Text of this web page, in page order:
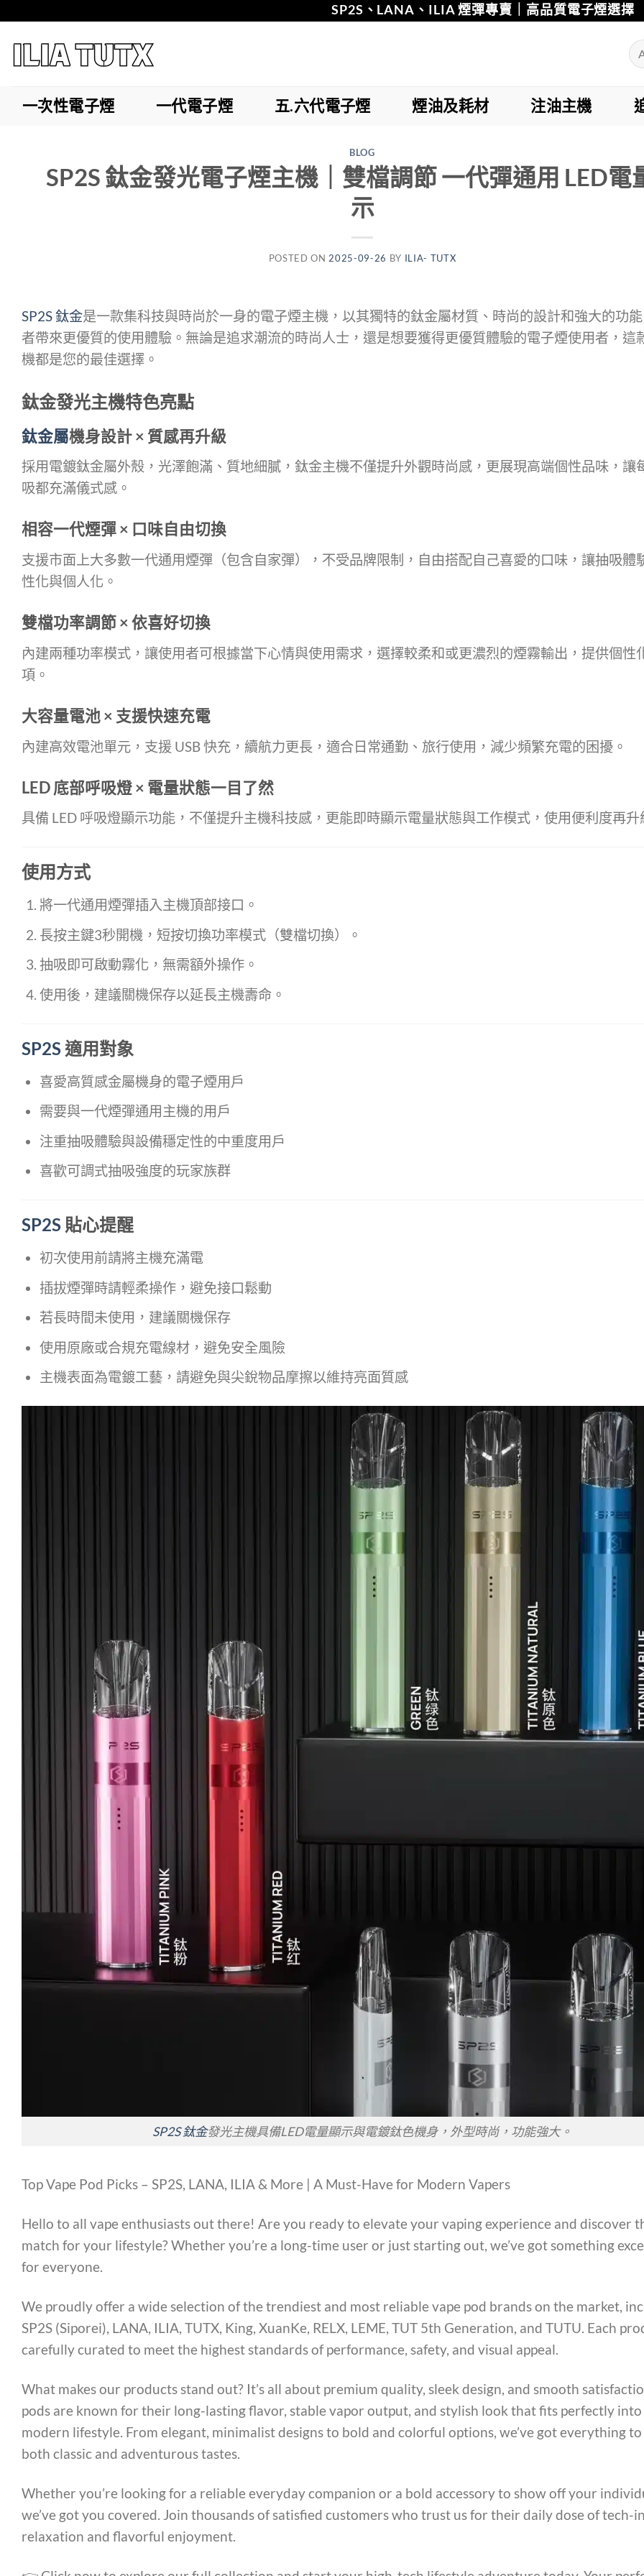
SP2S、LANA、ILIA 煙彈專賣｜高品質電子煙選擇
一次性電子煙 一代電子煙 五.六代電子煙 煙油及耗材 注油主機
BLOG
SP2S 鈦金發光電子煙主機｜雙檔調節 一代彈通用 LED電
示
POSTED ON 2025-09-26 BY ILIA- TUTX
SP2S 鈦金是一款集科技與時尚於一身的電子煙主機，以其獨特的鈦金屬材質、時尚的設計和強大的功
者帶來更優質的使用體驗。無論是追求潮流的時尚人士，還是想要獲得更優質體驗的電子煙使用者，這
機都是您的最佳選擇。
鈦金發光主機特色亮點
鈦金屬機身設計 × 質感再升級
採用電鍍鈦金屬外殼，光澤飽滿、質地細膩，鈦金主機不僅提升外觀時尚感，更展現高端個性品味，讓
吸都充滿儀式感。
相容一代煙彈 × 口味自由切換
支援市面上大多數一代通用煙彈（包含自家彈），不受品牌限制，自由搭配自己喜愛的口味，讓抽吸體
性化與個人化。
雙檔功率調節 × 依喜好切換
內建兩種功率模式，讓使用者可根據當下心情與使用需求，選擇較柔和或更濃烈的煙霧輸出，提供個性
項。
大容量電池 × 支援快速充電
內建高效電池單元，支援 USB 快充，續航力更長，適合日常通勤、旅行使用，減少頻繁充電的困擾。
LED 底部呼吸燈 × 電量狀態一目了然
具備 LED 呼吸燈顯示功能，不僅提升主機科技感，更能即時顯示電量狀態與工作模式，使用便利度再升
使用方式
將一代通用煙彈插入主機頂部接口。
長按主鍵3秒開機，短按切換功率模式（雙檔切換）。
抽吸即可啟動霧化，無需額外操作。
使用後，建議關機保存以延長主機壽命。
SP2S適用對象
喜愛高質感金屬機身的電子煙用戶
需要與一代煙彈通用主機的用戶
注重抽吸體驗與設備穩定性的中重度用戶
喜歡可調式抽吸強度的玩家族群
SP2S 貼心提醒
初次使用前請將主機充滿電
插拔煙彈時請輕柔操作，避免接口鬆動
若長時間未使用，建議關機保存
使用原廠或合規充電線材，避免安全風險
主機表面為電鍍工藝，請避免與尖銳物品摩擦以維持亮面質感
SP2S 鈦金發光主機具備LED電量顯示與電鍍鈦色機身，外型時尚，功能強大。
Top Vape Pod Picks – SP2S, LANA, ILIA & More | A Must-Have for Modern Vapers
Hello to all vape enthusiasts out there! Are you ready to elevate your vaping experience and discover
match for your lifestyle? Whether you’re a long-time user or just starting out, we’ve got something
for everyone.
We proudly offer a wide selection of the trendiest and most reliable vape pod brands on the market,
SP2S (Siporei), LANA, ILIA, TUTX, King, XuanKe, RELX, LEME, TUT 5th Generation, and TUTU. Each
carefully curated to meet the highest standards of performance, safety, and visual appeal.
What makes our products stand out? It’s all about premium quality, sleek design, and smooth
pods are known for their long-lasting flavor, stable vapor output, and stylish look that fits perfectly
modern lifestyle. From elegant, minimalist designs to bold and colorful options, we’ve got everything
both classic and adventurous tastes.
Whether you’re looking for a reliable everyday companion or a bold accessory to show off your
we’ve got you covered. Join thousands of satisfied customers who trust us for their daily dose of tech-
relaxation and flavorful enjoyment.